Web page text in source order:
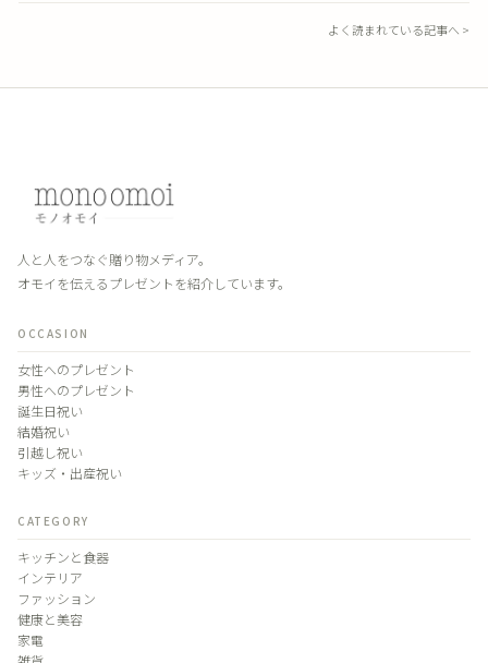
よく読まれている記事へ >
人と人をつなぐ贈り物メディア。
オモイを伝えるプレゼントを紹介しています。
OCCASION
女性へのプレゼント
男性へのプレゼント
誕生日祝い
結婚祝い
引越し祝い
キッズ・出産祝い
CATEGORY
キッチンと食器
インテリア
ファッション
健康と美容
家電